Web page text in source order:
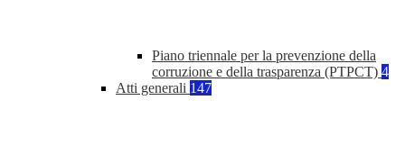
Piano triennale per la prevenzione della
corruzione e della trasparenza (PTPCT) 4
Atti generali 147